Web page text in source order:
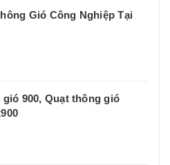
Gió Công Nghiệp Tại
900, Quạt thông gió